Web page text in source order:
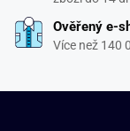
Ověřený e-
Více než 140